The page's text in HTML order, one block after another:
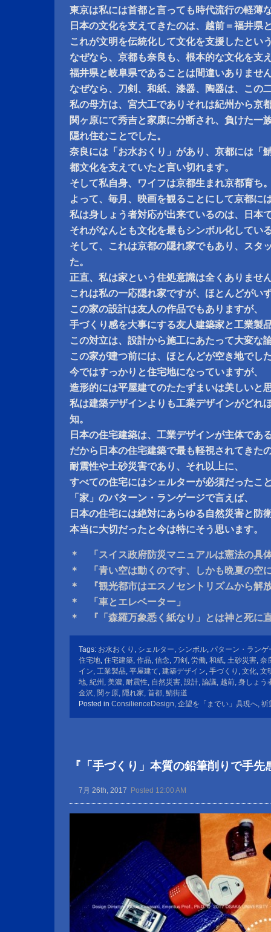
東京は私には首都と言っても時代流行の軽薄
日本の文化を支えてきたのは、越前＝福井県
これが文明を伝統化して文化を支援したとい
なぜなら、京都も奈良も、根本的な文化を支
福井県と岐阜県であることは間違いありませ
なぜなら、刀剣、和紙、漆器、陶器は、この
私の母方は、宮大工でありそれは紀州から京
関ヶ原にて秀吉と家康に分断され、負けた一
隠れ住むことでした。
奈良には「お水おくり」があり、京都には「
都文化を支えていたと言い切れます。
そして私自身、ワイフは京都生まれ京都育ち
よって、毎月、映画を観ることにして京都に
私は身しょう者対応が出来ているのは、日本
それがなんとも文化を最もシンボル化してい
そして、これは京都の隠れ家でもあり、スタ
た。
正直、私は家という住処意識は全くありませ
これは私の一応隠れ家ですが、ほとんどがい
この家の設計は友人の作品でもありますが、
手づくり感を大事にする友人建築家と工業製
この対立は、設計から施工にあたって大変な
この家が建つ前には、ほとんどが空き地でし
今ではすっかりと住宅地になっていますが、
造形的には平屋建てのたたずまいは美しいと
私は建築デザインよりも工業デザインがどれ
知。
日本の住宅建築は、工業デザインが主体であ
だから日本の住宅建築で最も軽視されてきた
耐震性や土砂災害であり、それ以上に、
すべての住宅にはシェルターが必須だったこ
「家」のパターン・ランゲージで言えば、
日本の住宅には絶対にあらゆる自然災害と防
本当に大切だったと今は特にそう思います。
＊ 「スイス政府防災マニュアルは憲法の具
＊ 「青い空は動くのです、しかも晩夏の空
＊ 『観光都市はエスノセントリズムから解
＊ 「車とエレベーター」
＊ 『「森羅万象悉く紙なり」とは神と死に
Tags: お水おくり , シェルター, シンボル, パターン・ランゲ
住宅地, 住宅建築, 作品, 信念, 刀剣 , 労働, 和紙, 土砂災害, 奈
イン, 工業製品, 平屋建て, 建築デザイン, 手づくり , 文化, 文
地, 紀州 , 美濃, 耐震性, 自然災害, 設計, 論議, 越前, 身しょう
金沢, 関ヶ原, 隠れ家, 首都, 鯖街道
Posted in ConsilienceDesign, 企望を「までい」具現へ, 祈
『「手づくり」本質の鉛筆削りで手先
7月 26th, 2017 Posted 12:00 AM